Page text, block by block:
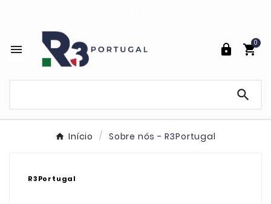
  
0

Início Sobre nós - R3Portugal
R3Portugal